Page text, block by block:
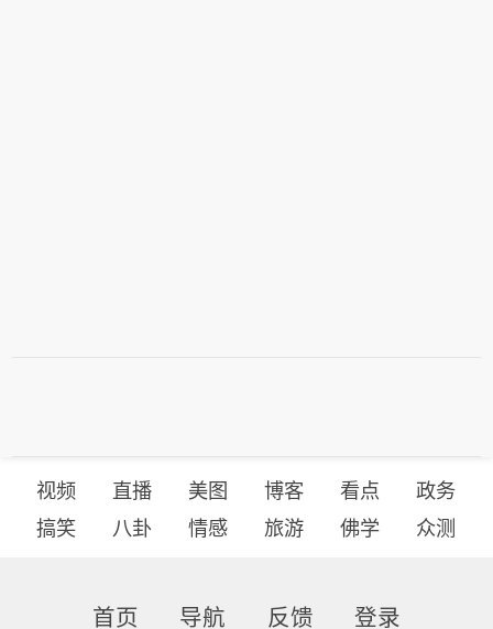
视频 直播 美图 博客 看点
政务
搞笑
八卦 情感 旅游 佛学 众测
首页 导航 反馈 登录